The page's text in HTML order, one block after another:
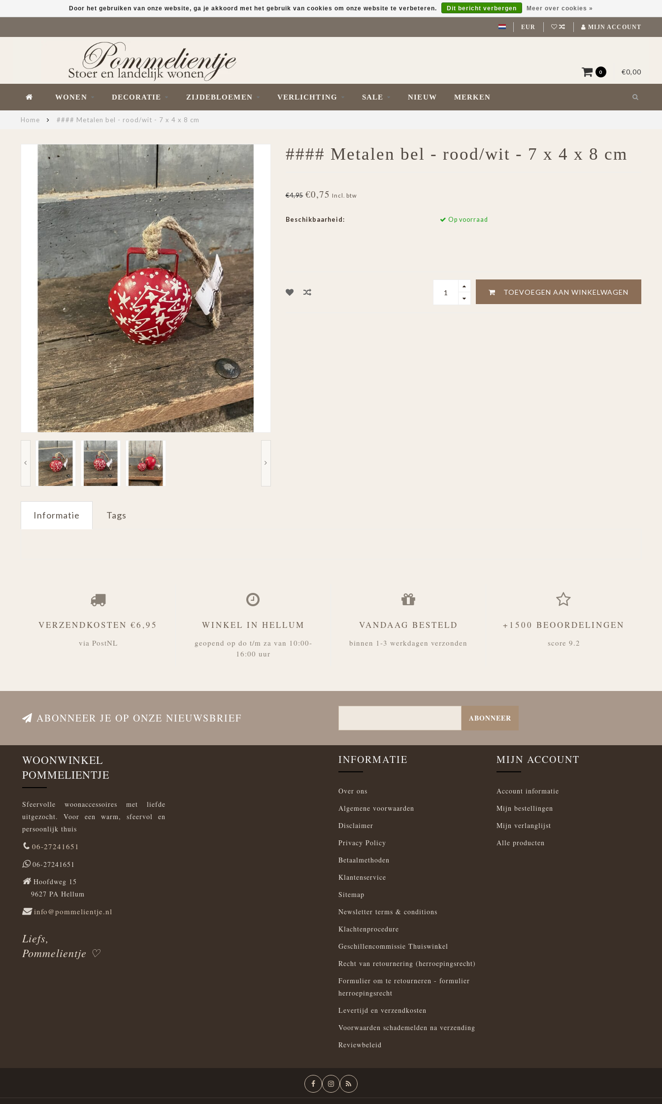
EUR MIJN ACCOUNT
0 €0,00
WONEN DECORATIE ZIJDEBLOEMEN VERLICHTING SALE NIEUW MERKEN
Home #### Metalen bel - rood/wit - 7 x 4 x 8 cm
#### Metalen bel - rood/wit - 7 x 4 x 8 cm
€4,95 €0,75 Incl. btw
Beschikbaarheid: Op voorraad
TOEVOEGEN AAN WINKELWAGEN
Informatie Tags
Door het gebruiken van onze website, ga je akkoord met het gebruik van cookies om onze website te verbeteren. Dit bericht verbergen Meer over cookies »
VERZENDKOSTEN €6,95
via PostNL
WINKEL IN HELLUM
geopend op do t/m za van 10:00-
16:00 uur
VANDAAG BESTELD
binnen 1-3 werkdagen verzonden
+1500 BEOORDELINGEN
score 9.2
ABONNEER JE OP ONZE NIEUWSBRIEF ABONNEER
WOONWINKEL
POMMELIENTJE
Sfeervolle woonaccessoires met liefde
uitgezocht. Voor een warm, sfeervol en
persoonlijk thuis
06-27241651
06-27241651
Hoofdweg 15
9627 PA Hellum
info@pommelientje.nl
Liefs,
Pommelientje ♡
INFORMATIE
Over ons
Algemene voorwaarden
Disclaimer
Privacy Policy
Betaalmethoden
Klantenservice
Sitemap
Newsletter terms & conditions
Klachtenprocedure
Geschillencommissie Thuiswinkel
Recht van retournering (herroepingsrecht)
Formulier om te retourneren - formulier
herroepingsrecht
Levertijd en verzendkosten
Voorwaarden schademelden na verzending
Reviewbeleid
MIJN ACCOUNT
Account informatie
Mijn bestellingen
Mijn verlanglijst
Alle producten